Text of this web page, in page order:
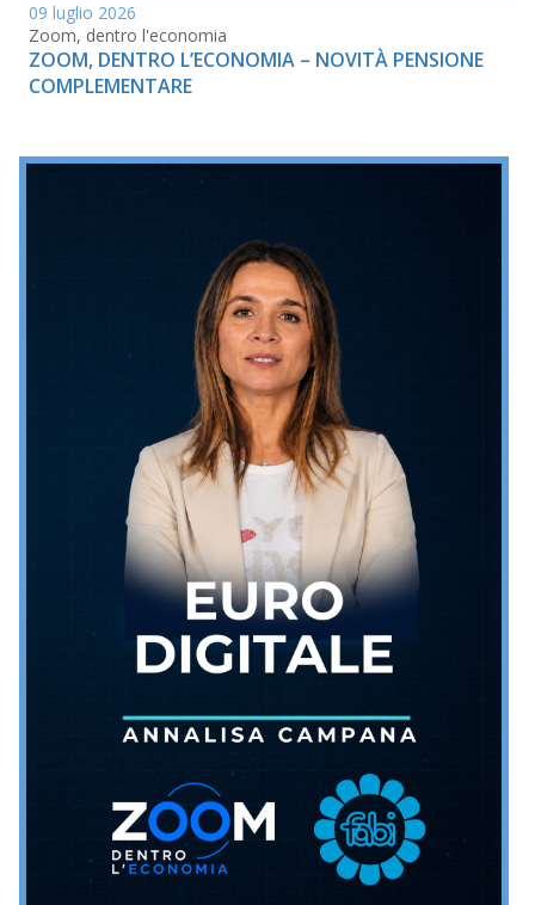
09 luglio 2026
Zoom, dentro l'economia
ZOOM, DENTRO L’ECONOMIA – NOVITÀ PENSIONE
COMPLEMENTARE